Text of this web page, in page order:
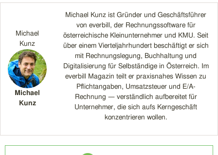
Michael
Kunz
Michael
Kunz
Michael Kunz ist Gründer und Geschäftsführer
von everbill, der Rechnungssoftware für
österreichische Kleinunternehmer und KMU. Seit
über einem Vierteljahrhundert beschäftigt er sich
mit Rechnungslegung, Buchhaltung und
Digitalisierung für Selbständige in Österreich. Im
everbill Magazin teilt er praxisnahes Wissen zu
Pflichtangaben, Umsatzsteuer und E/A-
Rechnung — verständlich aufbereitet für
Unternehmer, die sich aufs Kerngeschäft
konzentrieren wollen.